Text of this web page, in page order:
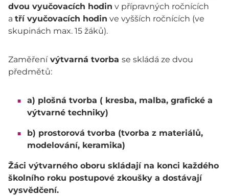
dvou vyučovacích hodin v přípravných ročnících
a tří vyučovacích hodin ve vyšších ročnících (ve
skupinách max. 15 žáků).
Zaměřenívýtvarná tvorba se skládá ze dvou
předmětů:
a) plošná tvorba ( kresba, malba, grafické a
výtvarné techniky)
b) prostorová tvorba (tvorba z materiálů,
modelování, keramika)
Žáci výtvarného oboru skládají na konci každého
školního roku postupové zkoušky a dostávají
vysvědčení.